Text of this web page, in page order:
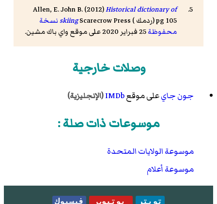
Allen, E. John B. (2012)Historical dictionary of
skiingScarecrow Press (ردمك) pg 105
نسخة
محفوظة
وصلات خارجية
جون جايعلى موقعIMDb(الإنجليزية)
موسوعات ذات صلة :
موسوعة الولايات المتحدة
موسوعة أعلام
تويتر يوتيوب
فيسبوك